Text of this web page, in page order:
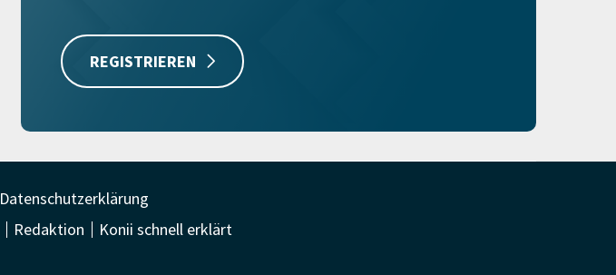
REGISTRIEREN
Datenschutzerklärung
Redaktion Konii schnell erklärt